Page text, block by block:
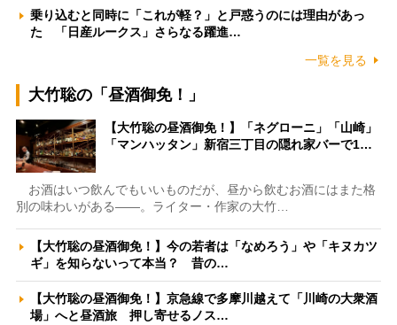
乗り込むと同時に「これが軽？」と戸惑うのには理由があっ
た 「日産ルークス」さらなる躍進…
一覧を見る
大竹聡の「昼酒御免！」
【大竹聡の昼酒御免！】「ネグローニ」「山崎」
「マンハッタン」新宿三丁目の隠れ家バーで1…
お酒はいつ飲んでもいいものだが、昼から飲むお酒にはまた格
別の味わいがある――。ライター・作家の大竹…
【大竹聡の昼酒御免！】今の若者は「なめろう」や「キヌカツ
ギ」を知らないって本当？ 昔の…
【大竹聡の昼酒御免！】京急線で多摩川越えて「川崎の大衆酒
場」へと昼酒旅 押し寄せるノス…